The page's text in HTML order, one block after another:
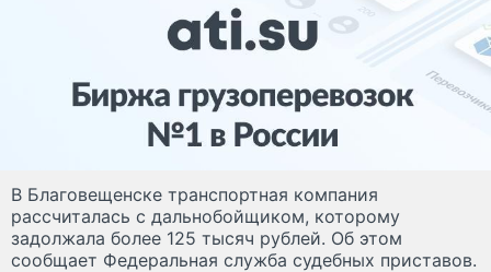
В Благовещенске транспортная компания
рассчиталась с дальнобойщиком, которому
задолжала более 125 тысяч рублей. Об этом
сообщает Федеральная служба судебных приставов.